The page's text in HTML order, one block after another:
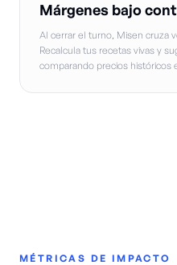
Márgenes bajo
Al cerrar el turno, Misen cruza
Recalcula tus recetas vivas y
comparando precios históricos
MÉTRICAS DE IMPACTO